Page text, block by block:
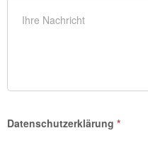
Datenschutzerklärung *